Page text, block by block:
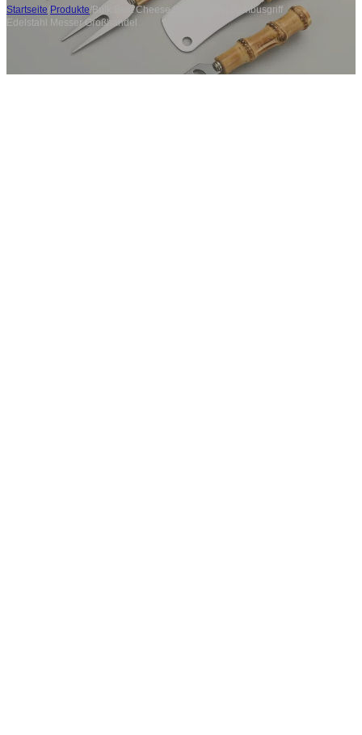
Startseite/Produkte/Bulk Best Cheese Knife Set mit Bambusgriff
Edelstahl Messer Großhandel